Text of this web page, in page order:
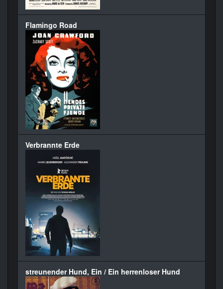
Flamingo Road
Verbrannte Erde
streunender Hund, Ein / Ein herrenloser Hund